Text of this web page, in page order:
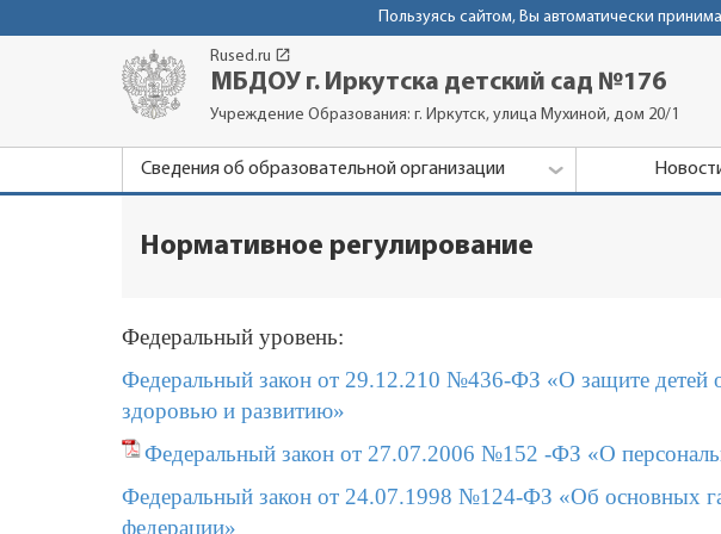
Пользуясь сайтом, Вы автоматически
Rused.ru launch
МБДОУ г. Иркутска детский сад №176
Учреждение Образования: г. Иркутск, улица Мухиной, дом 20/1
Сведения об образовательной организации
Нормативное регулирование
Федеральный уровень:
Федеральный закон от 29.12.210 №436-ФЗ «О защите
здоровью и развитию»
Федеральный закон от 27.07.2006 №152 -ФЗ «О
Федеральный закон от 24.07.1998 №124-ФЗ «Об основных
федерации»